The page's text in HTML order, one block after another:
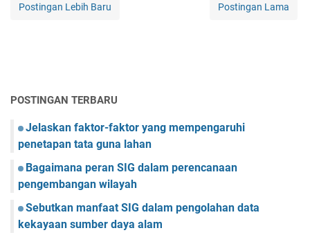
Postingan Lebih Baru Postingan Lama
POSTINGAN TERBARU
Jelaskan faktor-faktor yang mempengaruhi
penetapan tata guna lahan
Bagaimana peran SIG dalam perencanaan
pengembangan wilayah
Sebutkan manfaat SIG dalam pengolahan data
kekayaan sumber daya alam